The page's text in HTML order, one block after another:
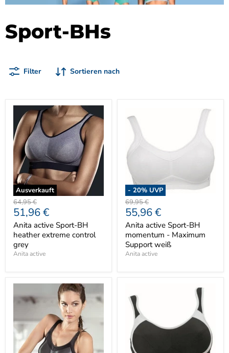
Sport-BHs
Filter Sortieren nach
Ausverkauft
Ursprünglicher
Preis
64,95 €
Aktueller
Preis
51,96 €
Anita active Sport-BH
heather extreme control
grey
Anita active
- 20% UVP
Ursprünglicher
Preis
69,95 €
Aktueller
Preis
55,96 €
Anita active Sport-BH
momentum - Maximum
Support weiß
Anita active